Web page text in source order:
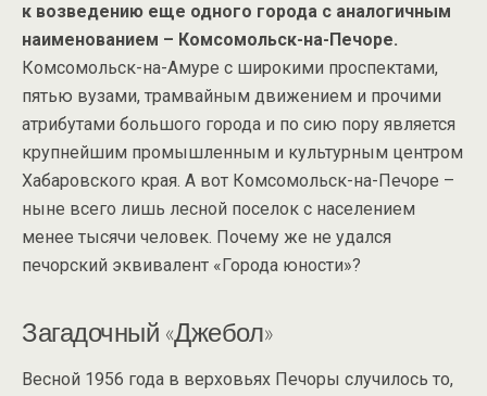
к возведению еще одного города с аналогичным
наименованием – Комсомольск-на-Печоре.
Комсомольск-на-Амуре с широкими проспектами,
пятью вузами, трамвайным движением и прочими
атрибутами большого города и по сию пору является
крупнейшим промышленным и культурным центром
Хабаровского края. А вот Комсомольск-на-Печоре –
ныне всего лишь лесной поселок с населением
менее тысячи человек. Почему же не удался
печорский эквивалент «Города юности»?
Загадочный «Джебол»
Весной 1956 года в верховьях Печоры случилось то,